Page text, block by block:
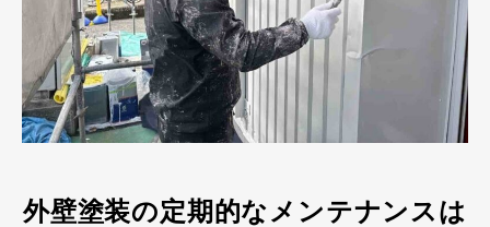
外壁塗装の定期的なメンテナンスは